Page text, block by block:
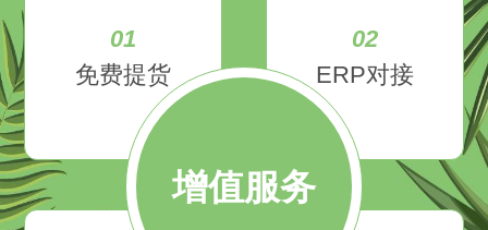
增值服务
01
免费提货
02
ERP对接